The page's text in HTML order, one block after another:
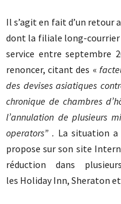
Il s’agit en fait d’un retour
dont la filiale long-courrier
service entre septembre
renoncer, citant des «
des devises asiatiques
chronique de chambres
l’annulation de plusieurs
operators” . La situation a
propose sur son site
réduction dans
les Holiday Inn, Sheraton